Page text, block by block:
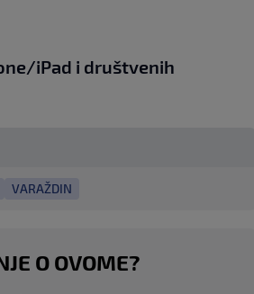
iPad i društvenih
VARAŽDIN
O OVOME?